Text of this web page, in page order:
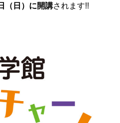
（日）に開講されます!!